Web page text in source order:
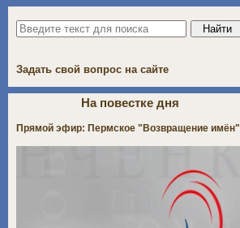
Задать свой вопрос на сайте
На повестке дня
Прямой эфир: Пермское "Возвращение имён"